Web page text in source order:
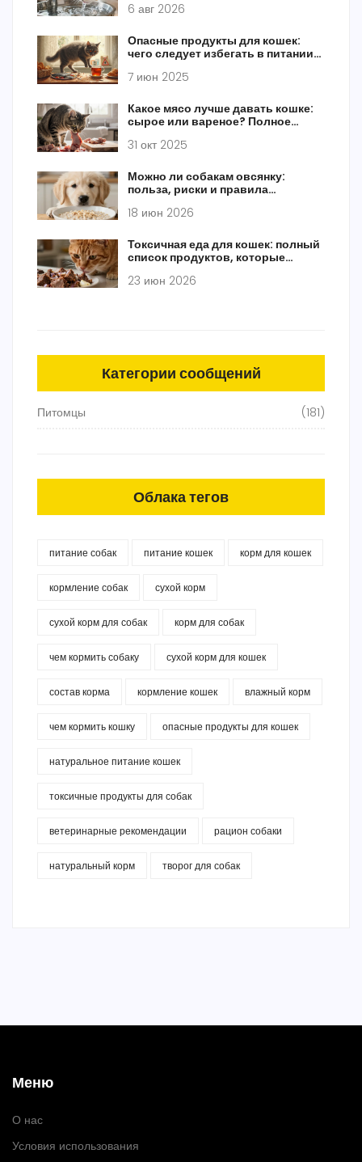
правильный рацион
6 авг 2026
Опасные продукты для кошек:
чего следует избегать в питании
7 июн 2025
Какое мясо лучше давать кошке:
сырое или вареное? Полное
31 окт 2025
Можно ли собакам овсянку:
польза, риски и правила
18 июн 2026
Токсичная еда для кошек: полный
список продуктов, которые
23 июн 2026
Категории сообщений
Питомцы (181)
Облака тегов
питание собак питание кошек корм для кошек
кормление собак сухой корм
сухой корм для собак корм для собак
чем кормить собаку сухой корм для кошек
состав корма кормление кошек влажный корм
чем кормить кошку опасные продукты для кошек
натуральное питание кошек
токсичные продукты для собак
ветеринарные рекомендации рацион собаки
натуральный корм творог для собак
Меню
О нас
Условия использования